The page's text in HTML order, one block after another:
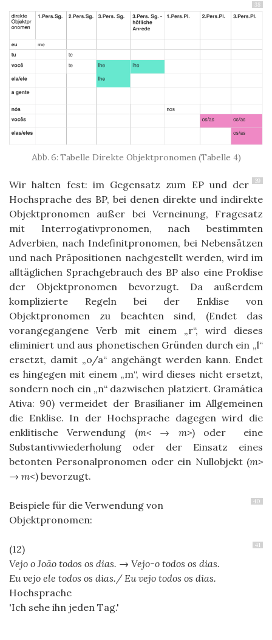
38
Tabelle Direkte Objektpronomen (Tabelle 4)
39
Wir halten fest: im Gegensatz zum EP und der
Hochsprache des BP, bei denen direkte und indirekte
Objektpronomen außer bei Verneinung, Fragesatz
mit Interrogativpronomen, nach bestimmten
Adverbien, nach Indefinitpronomen, bei Nebensätzen
und nach Präpositionen nachgestellt werden, wird im
alltäglichen Sprachgebrauch des BP also eine Proklise
der Objektpronomen bevorzugt. Da außerdem
komplizierte Regeln bei der Enklise von
Objektpronomen zu beachten sind, (Endet das
vorangegangene Verb mit einem „r“, wird dieses
eliminiert und aus phonetischen Gründen durch ein „l“
ersetzt, damit „o/a“ angehängt werden kann. Endet
es hingegen mit einem „m“, wird dieses nicht ersetzt,
sondern noch ein „n“ dazwischen platziert. Gramática
Ativa: 90) vermeidet der Brasilianer im Allgemeinen
die Enklise. In der Hochsprache dagegen wird die
enklitische Verwendung (m<→ m>) oder eine
Substantivwiederholung oder der Einsatz eines
betonten Personalpronomen oder ein Nullobjekt (m>
→ m<) bevorzugt.
40
Beispiele für die Verwendung von
Objektpronomen:
41
Vejo o João todos os dias. → Vejo-o todos os dias.
Eu vejo ele todos os dias./ Eu vejo todos os dias.
Hochsprache
Ich sehe ihn jeden Tag.